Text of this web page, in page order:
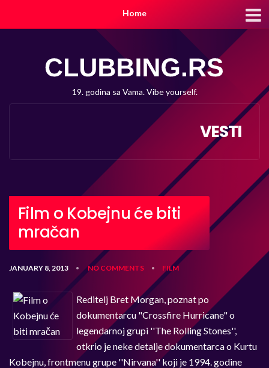
Home
19. godina sa Vama. Vibe yourself.
VESTI
Film o Kobejnu će biti
mračan
JANUARY 8, 2013 • NO COMMENTS • FILM
Reditelj Bret Morgan, poznat po
dokumentarcu "Crossfire Hurricane" o
legendarnoj grupi ''The Rolling Stones'',
otkrio je neke detalje dokumentarca o Kurtu
Kobejnu, frontmenu grupe ''Nirvana'' koji je 1994. godine